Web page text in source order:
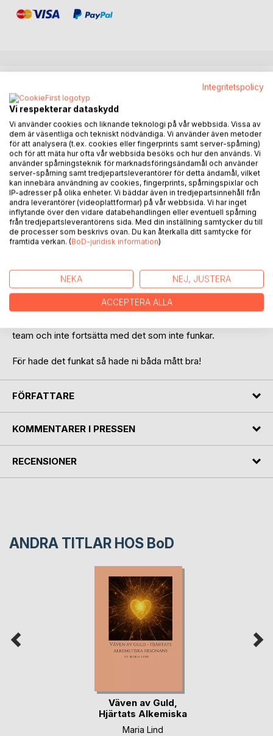
Den som lever med en stressad och en som är stressad.
Denna bok är menat att ge er verktyg att klara vardagen på
ett hälsosamt, tryggt och stöttande sätt.
Inget förhållande är 50 - 50 för det skulle innebära att
du alltid är 100 och att din partner alltid är 100. Om ni väljer
att se till att den ni lever med ska må så bra som möjligt
och denne gör samma så kommer ni att mötas på ett
fantastiskt sätt.
Om ni testar, om ni håller ut, om ni hjälper varandra och lär
erat förhållande/partnerskap att ha färre onödiga friktioner.
Med hjälp av tipsen och övningarna i denna bok kan även
du som partner till en stressad stötta på ett helt nytt sätt.
team och inte fortsätta med det som inte funkar.
För hade det funkat så hade ni båda mått bra!
FÖRFATTARE
KOMMENTARER I PRESSEN
RECENSIONER
ANDRA TITLAR HOS BoD
Väven av Guld,
Hjärtats Alkemiska
(...)
Maria Lind
Integritetspolicy
Vi respekterar dataskydd
Vi använder cookies och liknande teknologi på vår webbsida. Vissa av
dem är väsentliga och tekniskt nödvändiga. Vi använder även metoder
för att analysera (t.ex. cookies eller fingerprints samt server-spårning)
och för att mäta hur ofta vår webbsida besöks och hur den används. Vi
använder spårningsteknik för marknadsföringsändamål och använder
server-spårning samt tredjepartsleverantörer för detta ändamål, vilket
kan innebära användning av cookies, fingerprints, spårningspixlar och
IP-adresser på olika enheter. Vi bäddar även in tredjepartsinnehåll från
andra leverantörer (videoplattformar) på vår webbsida. Vi har inget
inflytande över den vidare databehandlingen eller eventuell spårning
från tredjepartsleverantörens sida. Med din inställning samtycker du till
de processer som beskrivs ovan. Du kan återkalla ditt samtycke för
framtida verkan. (BoD-juridisk information)
NEKA NEJ, JUSTERA
ACCEPTERA ALLA